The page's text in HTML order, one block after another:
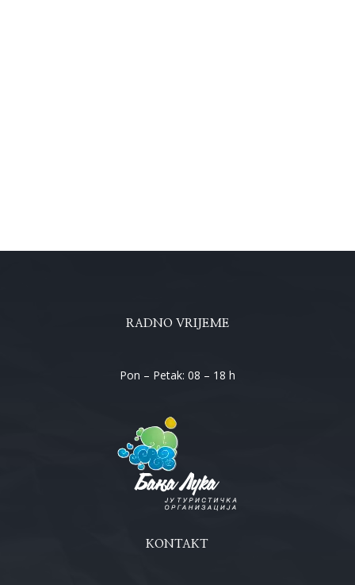
RADNO VRIJEME
Pon – Petak: 08 – 18 h
KONTAKT